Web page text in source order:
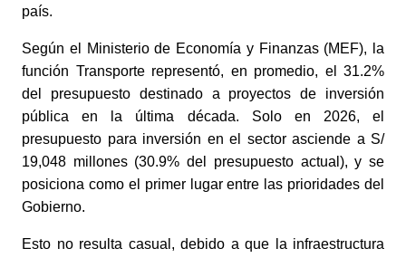
país.
Según el Ministerio de Economía y Finanzas (MEF), la
función Transporte representó, en promedio, el 31.2%
del presupuesto destinado a proyectos de inversión
pública en la última década. Solo en 2026, el
presupuesto para inversión en el sector asciende a S/
19,048 millones (30.9% del presupuesto actual), y se
posiciona como el primer lugar entre las prioridades del
Gobierno.
Esto no resulta casual, debido a que la infraestructura